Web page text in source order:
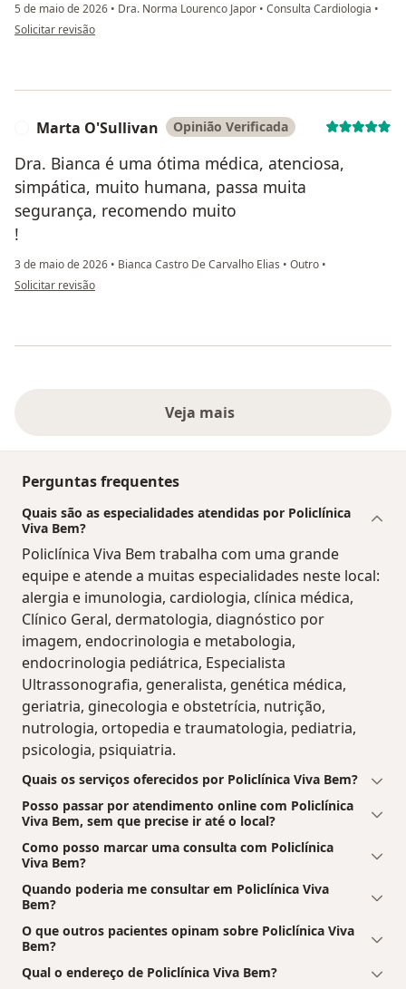
5 de maio de 2026 • Dra. Norma Lourenco Japor • Consulta Cardiologia •
na opinião do utilizador Paulo Roberto
Solicitar revisão
Marta O'Sullivan Opinião Verificada
Dra. Bianca é uma ótima médica, atenciosa,
simpática, muito humana, passa muita
segurança, recomendo muito
!
3 de maio de 2026 • Bianca Castro De Carvalho Elias • Outro •
na opinião do utilizador Marta O'Sullivan
Solicitar revisão
Veja mais
Perguntas frequentes
Quais são as especialidades atendidas por Policlínica
Viva Bem?
Policlínica Viva Bem trabalha com uma grande
equipe e atende a muitas especialidades neste local:
alergia e imunologia, cardiologia, clínica médica,
Clínico Geral, dermatologia, diagnóstico por
imagem, endocrinologia e metabologia,
endocrinologia pediátrica, Especialista
Ultrassonografia, generalista, genética médica,
geriatria, ginecologia e obstetrícia, nutrição,
nutrologia, ortopedia e traumatologia, pediatria,
psicologia, psiquiatria.
Quais os serviços oferecidos por Policlínica Viva Bem?
Posso passar por atendimento online com Policlínica
Viva Bem, sem que precise ir até o local?
Como posso marcar uma consulta com Policlínica
Viva Bem?
Quando poderia me consultar em Policlínica Viva
Bem?
O que outros pacientes opinam sobre Policlínica Viva
Bem?
Qual o endereço de Policlínica Viva Bem?